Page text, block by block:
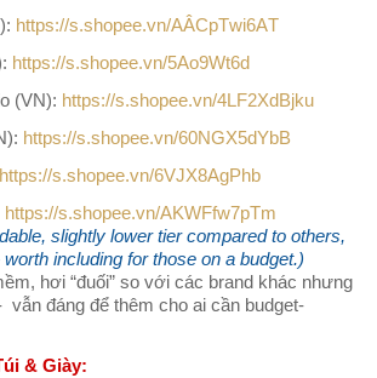
https://s.shopee.vn/AÂCpTwi6AT
https://s.shopee.vn/5Ao9Wt6d
(VN): https://s.shopee.vn/4LF2XdBjku
https://s.shopee.vn/60NGX5dYbB
https://s.shopee.vn/6VJX8AgPhb
https://s.shopee.vn/AKWFfw7pTm
slightly lower tier compared to others,
including for those on a budget.)
hơi “đuối” so với các brand khác nhưng
vẫn đáng để thêm cho ai cần budget-
& Giày: